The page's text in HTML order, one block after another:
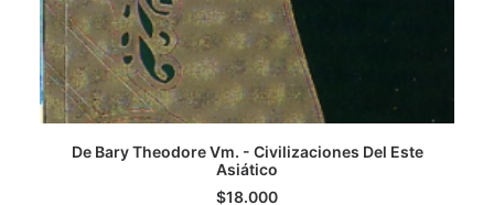
LEER MÁS
De Bary Theodore Vm. - Civilizaciones Del Este
Asiático
$18.000